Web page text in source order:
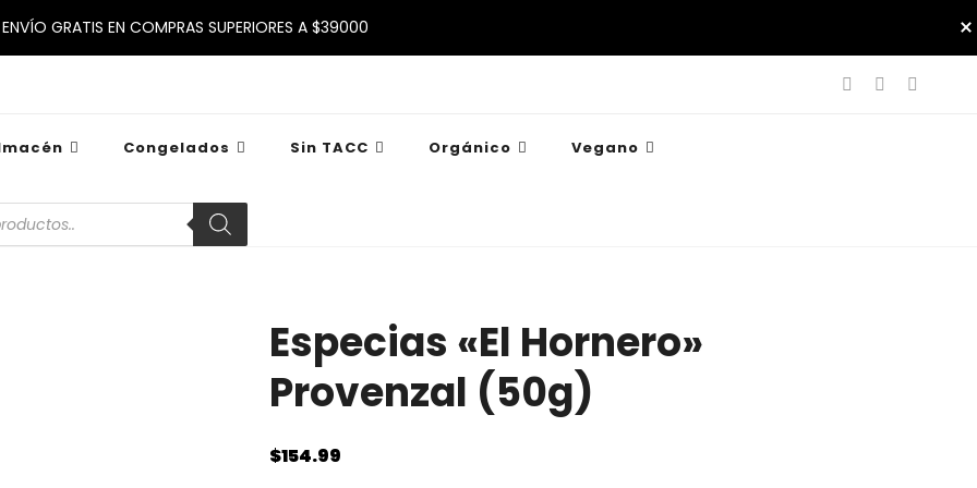
ENVÍO GRATIS EN COMPRAS SUPERIORES A $39000
Congelados Sin TACC Orgánico Vegano
Especias «El Hornero»
Provenzal (50g)
$154.99